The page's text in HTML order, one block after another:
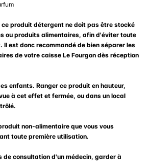
produit détergent ne doit pas être stocké
ou produits alimentaires, afin d'éviter toute
Il est donc recommandé de bien séparer les
de votre caisse Le Fourgon dès réception
enfants. Ranger ce produit en hauteur,
à cet effet et fermée, ou dans un local
non-alimentaire que vous vous
toute première utilisation.
de consultation d'un médecin, garder à